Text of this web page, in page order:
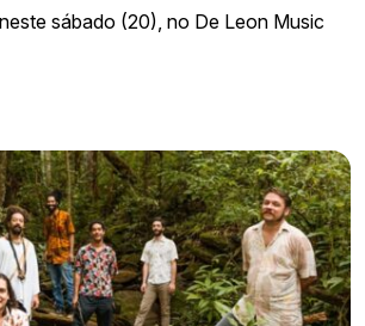
sábado (20), no De Leon Music